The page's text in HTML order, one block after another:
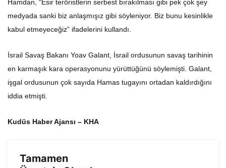
Hamdan, “Esir teröristlerin serbest bırakılması gibi pek çok şey
medyada sanki biz anlaşmışız gibi söyleniyor. Biz bunu kesinlikle
kabul etmeyeceğiz” ifadelerini kullandı.
İsrail Savaş Bakanı Yoav Galant, İsrail ordusunun savaş tarihinin
en karmaşık kara operasyonunu yürüttüğünü söylemişti. Galant,
işgal ordusunun çok sayıda Hamas tugayını ortadan kaldırdığını
iddia etmişti.
Kudüs Haber Ajansı – KHA
Tamamen